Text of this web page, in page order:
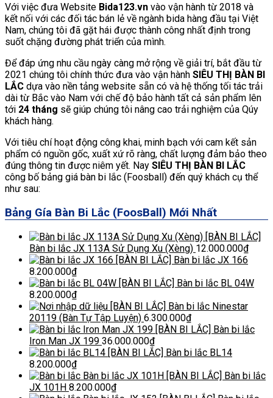
Với việc đưa Website Bida123.vn vào vận hành từ 2018 và
kết nối với các đối tác bán lẻ về ngành bida hàng đầu tại Việt
Nam, chúng tôi đã gặt hái được thành công nhất định trong
suốt chặng đường phát triển của mình.
Để đáp ứng nhu cầu ngày càng mở rộng về giải trí, bắt đầu từ
2021 chúng tôi chính thức đưa vào vận hành SIÊU THỊ BÀN BI
LẮC dựa vào nền tảng website sẵn có và hệ thống tối tác trải
dài từ Bắc vào Nam với chế độ bảo hành tất cả sản phẩm lên
tới 24 tháng sẽ giúp chúng tôi nâng cao trải nghiệm của Qúy
khách hàng.
Với tiêu chí hoạt động công khai, minh bạch với cam kết sản
phẩm có nguồn gốc, xuất xứ rõ ràng, chất lượng đảm bảo theo
đúng thông tin được niêm yết. Nay SIÊU THỊ BÀN BI LẮC
công bố bảng giá bàn bi lắc (Foosball) đến quý khách cụ thể
như sau:
Bảng Gía Bàn Bi Lắc (FoosBall) Mới Nhất
[BÀN BI LẮC]
Bàn bi lắc JX 113A Sử Dụng Xu (Xèng) 12.000.000₫
[BÀN BI LẮC] Bàn bi lắc JX 166
8.200.000₫
[BÀN BI LẮC] Bàn bi lắc BL 04W
8.200.000₫
[BÀN BI LẮC] Bàn bi lắc Ninestar
20119 (Bàn Tự Tập Luyện) 6.300.000₫
[BÀN BI LẮC] Bàn bi lắc
Iron Man JX 199 36.000.000₫
[BÀN BI LẮC] Bàn bi lắc BL14
8.200.000₫
[BÀN BI LẮC] Bàn bi lắc
JX 101H 8.200.000₫